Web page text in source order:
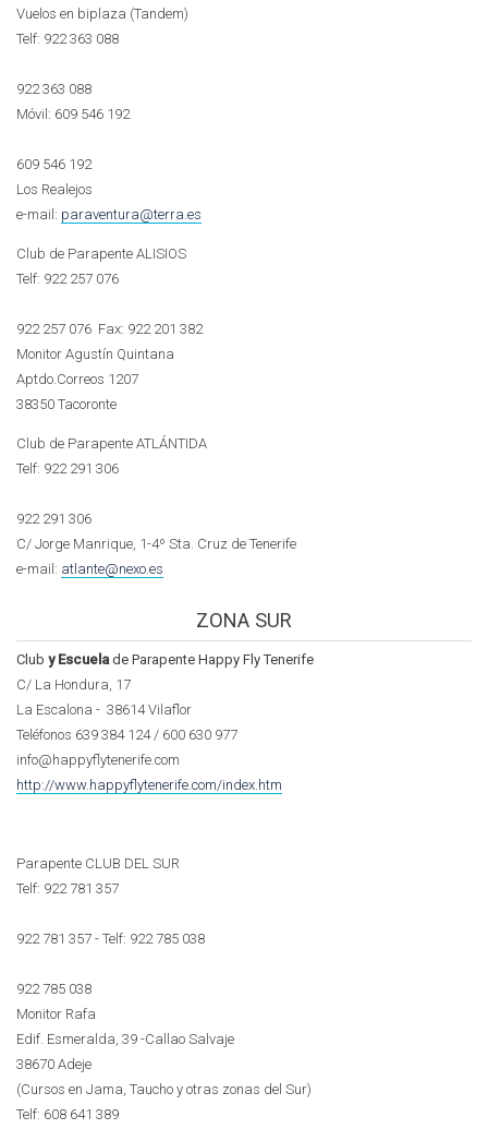
Vuelos en biplaza (Tandem)
Telf: 922 363 088
922 363 088
Móvil: 609 546 192
609 546 192
Los Realejos
e-mail: paraventura@terra.es
Club de Parapente ALISIOS
Telf: 922 257 076
922 257 076 Fax: 922 201 382
Monitor Agustín Quintana
Aptdo.Correos 1207
38350 Tacoronte
Club de Parapente ATLÁNTIDA
Telf: 922 291 306
922 291 306
C/ Jorge Manrique, 1-4º Sta. Cruz de Tenerife
e-mail: atlante@nexo.es
ZONA SUR
Club y Escuela de Parapente Happy Fly Tenerife
C/ La Hondura, 17
La Escalona - 38614 Vilaflor
Teléfonos 639 384 124 / 600 630 977
info@happyflytenerife.com
http://www.happyflytenerife.com/index.htm
Parapente CLUB DEL SUR
Telf: 922 781 357
922 781 357 - Telf: 922 785 038
922 785 038
Monitor Rafa
Edif. Esmeralda, 39 -Callao Salvaje
38670 Adeje
(Cursos en Jama, Taucho y otras zonas del Sur)
Telf: 608 641 389